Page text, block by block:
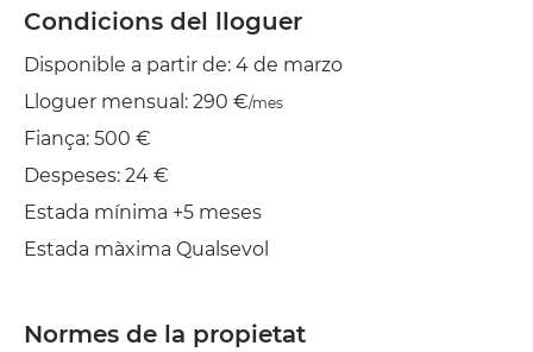
TV
Estenedor
Condicions del lloguer
Disponible a partir de: 4 de marzo
Lloguer mensual: 290 €/mes
Fiança: 500 €
Despeses: 24 €
Estada mínima +5 meses
Estada màxima Qualsevol
Normes de la propietat